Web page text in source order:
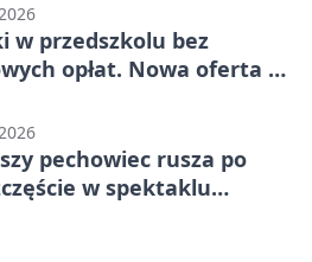
w przedszkolu bez
opłat. Nowa oferta w
pechowiec rusza po
w spektaklu